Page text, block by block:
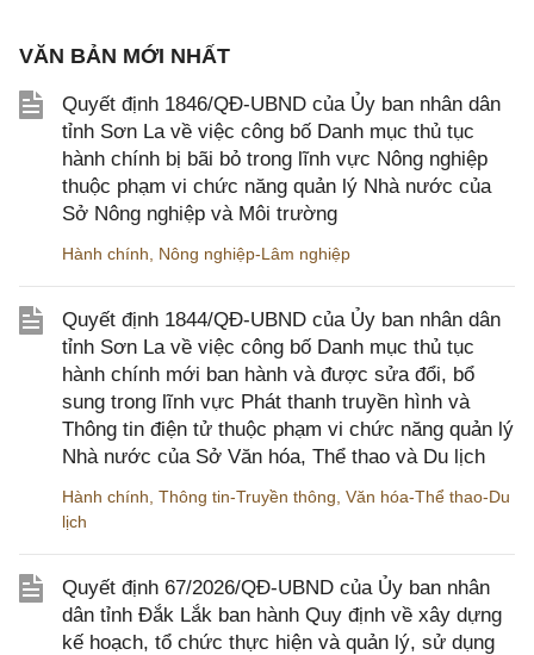
VĂN BẢN MỚI NHẤT
Quyết định 1846/QĐ-UBND của Ủy ban nhân dân
tỉnh Sơn La về việc công bố Danh mục thủ tục
hành chính bị bãi bỏ trong lĩnh vực Nông nghiệp
thuộc phạm vi chức năng quản lý Nhà nước của
Sở Nông nghiệp và Môi trường
Hành chính Nông nghiệp-Lâm nghiệp
Quyết định 1844/QĐ-UBND của Ủy ban nhân dân
tỉnh Sơn La về việc công bố Danh mục thủ tục
hành chính mới ban hành và được sửa đổi, bổ
sung trong lĩnh vực Phát thanh truyền hình và
Thông tin điện tử thuộc phạm vi chức năng quản lý
Nhà nước của Sở Văn hóa, Thể thao và Du lịch
Hành chính Thông tin-Truyền thông Văn hóa-Thể thao-Du
lịch
Quyết định 67/2026/QĐ-UBND của Ủy ban nhân
dân tỉnh Đắk Lắk ban hành Quy định về xây dựng
kế hoạch, tổ chức thực hiện và quản lý, sử dụng